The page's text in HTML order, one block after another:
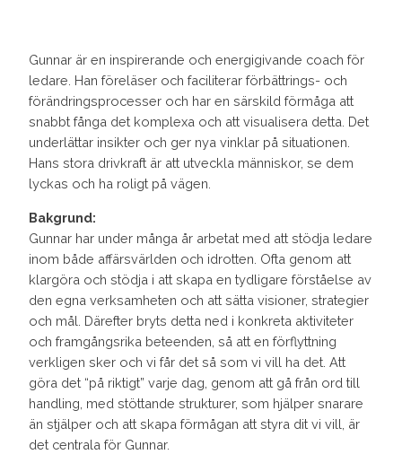
Gunnar är en inspirerande och energigivande coach för
ledare. Han föreläser och faciliterar förbättrings- och
förändringsprocesser och har en särskild förmåga att
snabbt fånga det komplexa och att visualisera detta. Det
underlättar insikter och ger nya vinklar på situationen.
Hans stora drivkraft är att utveckla människor, se dem
lyckas och ha roligt på vägen.
Bakgrund:
Gunnar har under många år arbetat med att stödja ledare
inom både affärsvärlden och idrotten. Ofta genom att
klargöra och stödja i att skapa en tydligare förståelse av
den egna verksamheten och att sätta visioner, strategier
och mål. Därefter bryts detta ned i konkreta aktiviteter
och framgångsrika beteenden, så att en förflyttning
verkligen sker och vi får det så som vi vill ha det. Att
göra det “på riktigt” varje dag, genom att gå från ord till
handling, med stöttande strukturer, som hjälper snarare
än stjälper och att skapa förmågan att styra dit vi vill, är
det centrala för Gunnar.